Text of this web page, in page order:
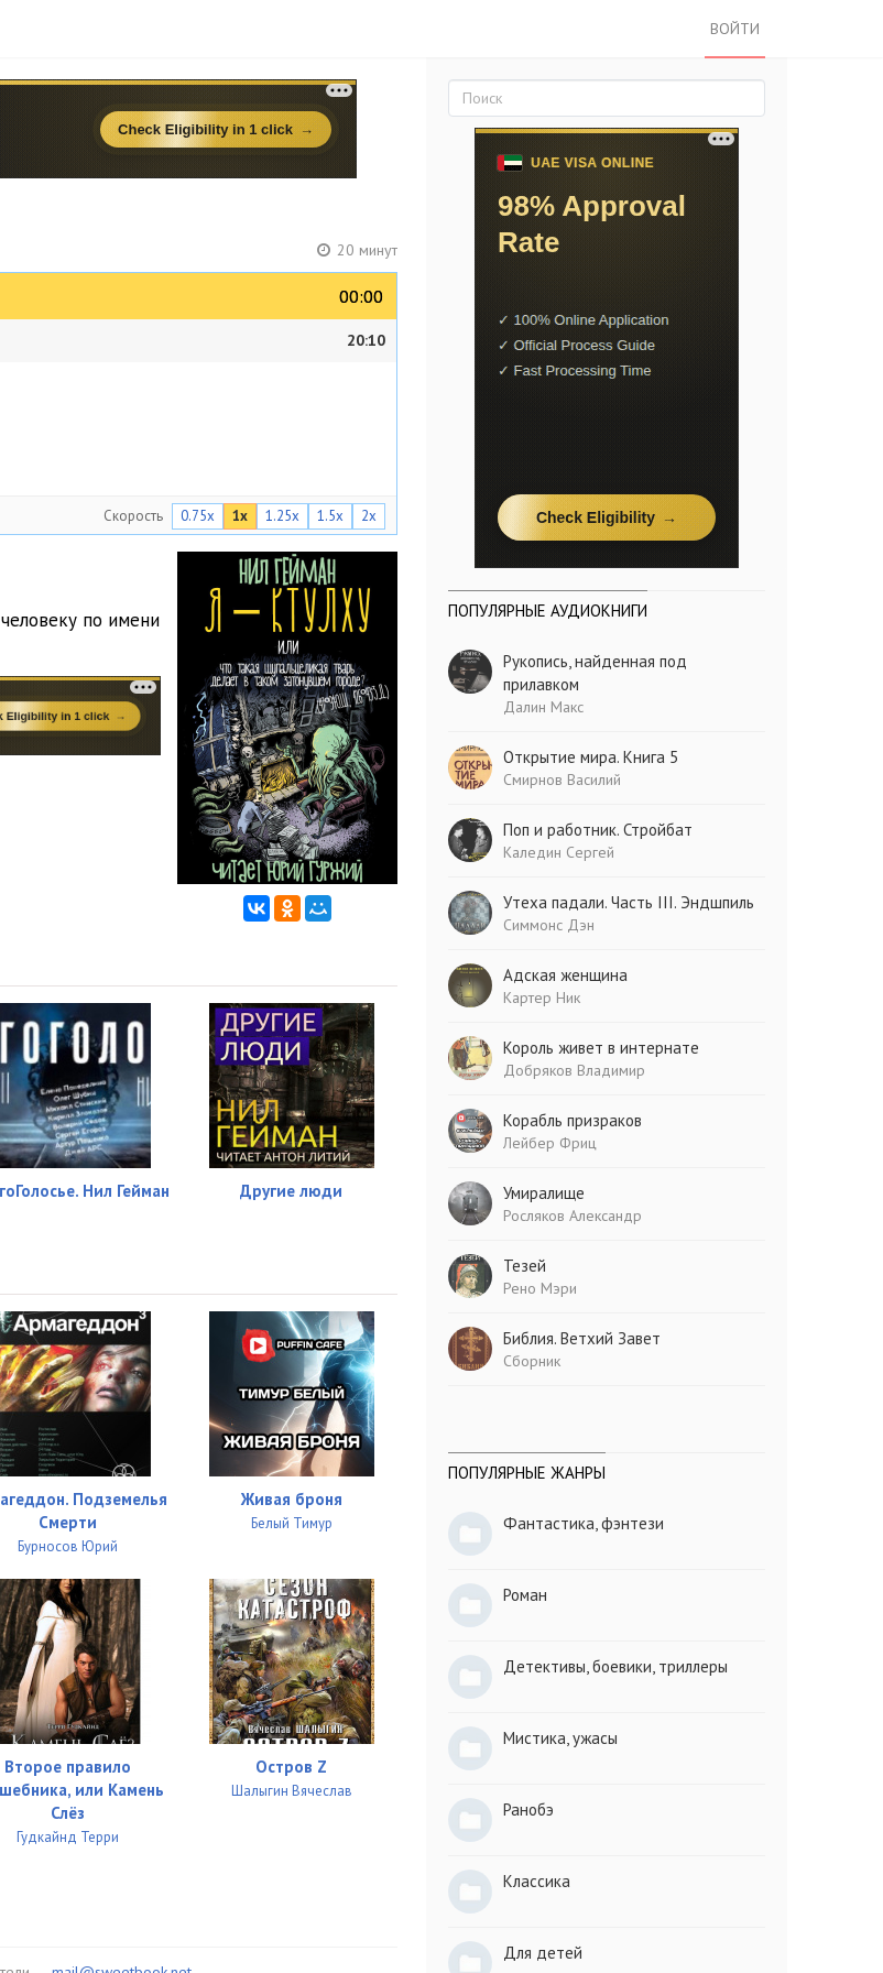
ВОЙТИ
20 минут
00:00
00:00
20:10
Скорость 0.75x 1x 1.25x 1.5x 2x
по имени
Нил Гейман Другие люди
Подземелья
Смерти
Бурносов Юрий
Живая броня
Белый Тимур
Второе правило
или Камень
Слёз
Гудкайнд Терри
Остров Z
Шалыгин Вячеслав
ПОПУЛЯРНЫЕ АУДИОКНИГИ
Рукопись, найденная под
прилавком
Далин Макс
Открытие мира. Книга 5
Смирнов Василий
Поп и работник. Стройбат
Каледин Сергей
Утеха падали. Часть III. Эндшпиль
Симмонс Дэн
Адская женщина
Картер Ник
Король живет в интернате
Добряков Владимир
Корабль призраков
Лейбер Фриц
Умиралище
Росляков Александр
Тезей
Рено Мэри
Библия. Ветхий Завет
Сборник
ПОПУЛЯРНЫЕ ЖАНРЫ
Фантастика, фэнтези
Роман
Детективы, боевики, триллеры
Мистика, ужасы
Ранобэ
Классика
Для детей